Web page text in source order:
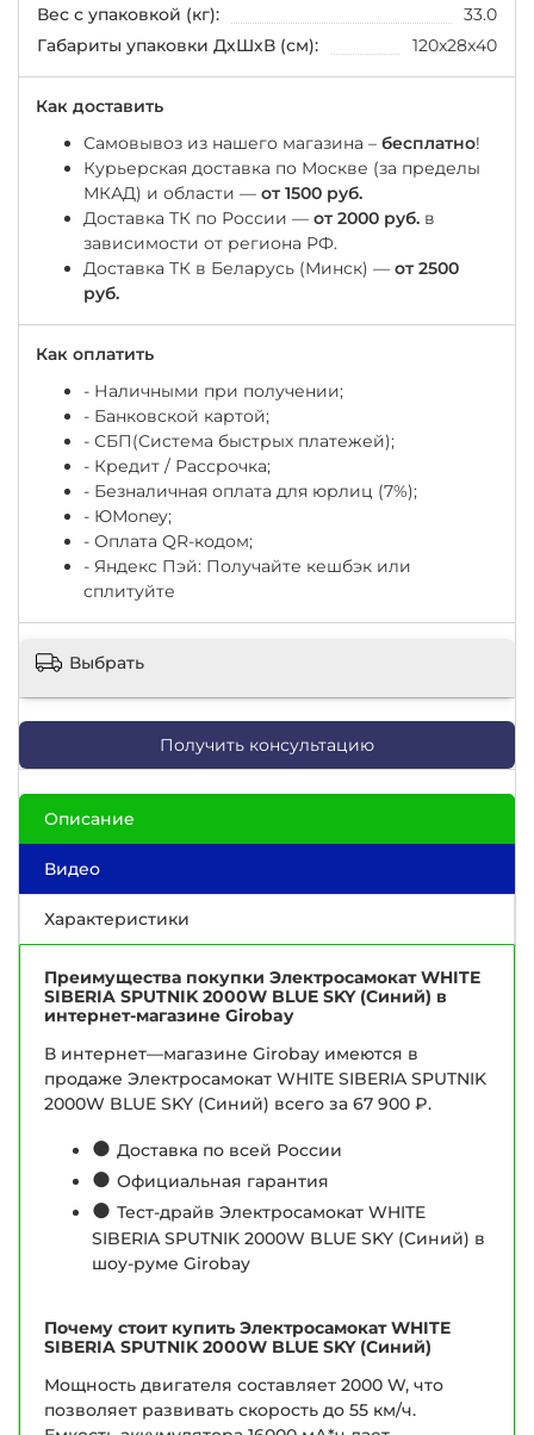
Вес с упаковкой (кг):
33.0
Габариты упаковки ДхШхВ (см):
120x28x40
Как доставить
Самовывоз из нашего магазина – бесплатно!
Курьерская доставка по Москве (за пределы
МКАД) и области — от 1500 руб.
Доставка ТК по России — от 2000 руб. в
зависимости от региона РФ.
Доставка ТК в Беларусь (Минск) — от 2500
руб.
Как оплатить
- Наличными при получении;
- Банковской картой;
- СБП(Система быстрых платежей);
- Кредит / Рассрочка;
- Безналичная оплата для юрлиц (7%);
- ЮМоney;
- Оплата QR-кодом;
- Яндекс Пэй: Получайте кешбэк или
сплитуйте
Выбрать
Получить консультацию
Описание
Видео
Характеристики
Преимущества покупки Электросамокат WHITE
SIBERIA SPUTNIK 2000W BLUE SKY (Синий) в
интернет-магазине Girobay
В интернет—магазине Girobay имеются в
продаже Электросамокат WHITE SIBERIA SPUTNIK
2000W BLUE SKY (Синий) всего за 67 900 ₽.
● Доставка по всей России
● Официальная гарантия
● Тест-драйв Электросамокат WHITE
SIBERIA SPUTNIK 2000W BLUE SKY (Синий) в
шоу-руме Girobay
Почему стоит купить Электросамокат WHITE
SIBERIA SPUTNIK 2000W BLUE SKY (Синий)
Мощность двигателя составляет 2000 W, что
позволяет развивать скорость до 55 км/ч.